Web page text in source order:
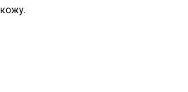
кожу.